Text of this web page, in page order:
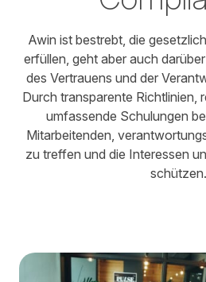
Awin ist bestrebt, die
erfüllen, geht aber auch
des Vertrauens und der
Durch transparente Richtlinien,
umfassende Schulungen
Mitarbeitenden,
zu treffen und die Interessen
schützen.